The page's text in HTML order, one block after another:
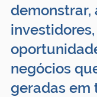
demonstrar,
investidores,
negócios
geradas em